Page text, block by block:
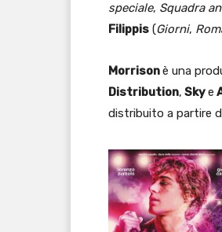
speciale, Squadra
Filippis (Giorni,
Morrisonè una
Distribution, Skye
distribuito a partire